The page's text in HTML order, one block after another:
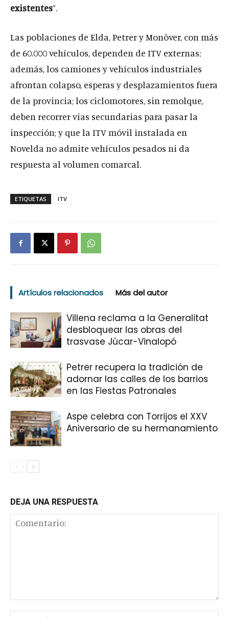
existentes”.
Las poblaciones de Elda, Petrer y Monòver, con más
de 60.000 vehículos, dependen de ITV externas;
además, los camiones y vehículos industriales
afrontan colapso, esperas y desplazamientos fuera
de la provincia; los ciclomotores, sin remolque,
deben recorrer vías secundarias para pasar la
inspección; y que la ITV móvil instalada en
Novelda no admite vehículos pesados ni da
respuesta al volumen comarcal.
ETIQUETAS ITV
Artículos relacionados Más del autor
Villena reclama a la Generalitat
desbloquear las obras del
trasvase Júcar-Vinalopó
Petrer recupera la tradición de
adornar las calles de los barrios
en las Fiestas Patronales
Aspe celebra con Torrijos el XXV
Aniversario de su hermanamiento
DEJA UNA RESPUESTA